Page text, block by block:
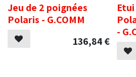
Jeu de 2 poignées
Polaris - G.COMM
136,84€
-